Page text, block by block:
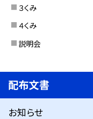
３くみ
４くみ
説明会
配布文書
お知らせ